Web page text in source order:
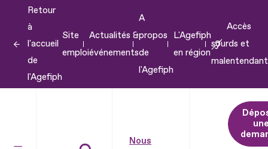
contenu
Retour
à
l'accueil
de
l'Agefiph
Site
emploi
Actualités &
événements
A
propos
de
l'Agefiph
L'Agefiph
en région
Accès
sourds et
Nous